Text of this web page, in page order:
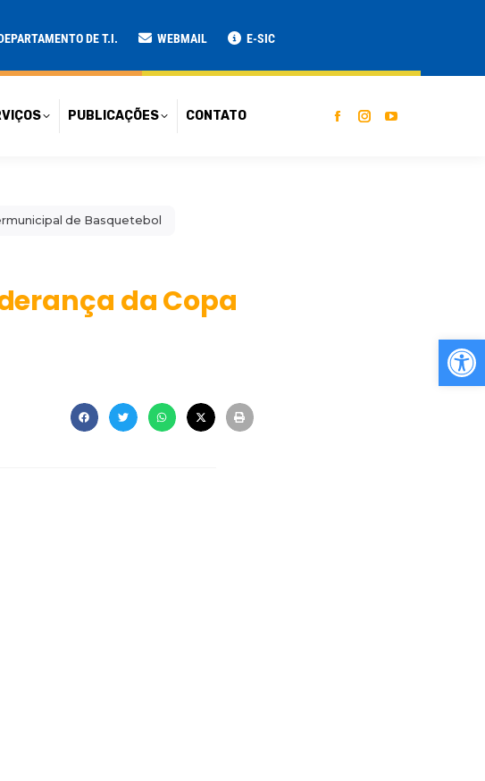
DE T.I. WEBMAIL E-SIC
PUBLICAÇÕES CONTATO
de Basquetebol
da Copa